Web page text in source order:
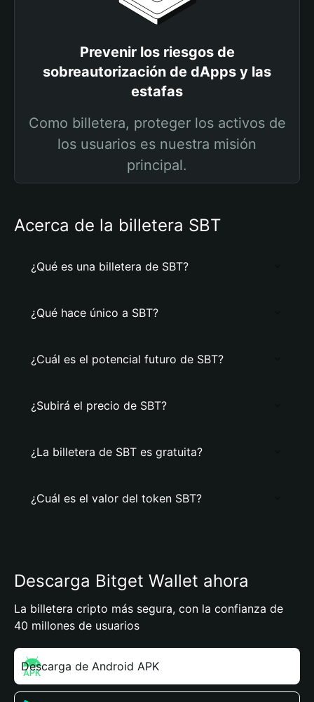
Prevenir los riesgos de
sobreautorización de dApps y las
estafas
Como billetera, proteger los activos de
los usuarios es nuestra misión
principal.
Acerca de la billetera SBT
¿Qué es una billetera de SBT?
¿Qué hace único a SBT?
¿Cuál es el potencial futuro de SBT?
¿Subirá el precio de SBT?
¿La billetera de SBT es gratuita?
¿Cuál es el valor del token SBT?
Descarga Bitget Wallet ahora
La billetera cripto más segura, con la confianza de
40 millones de usuarios
Descarga de Android APK